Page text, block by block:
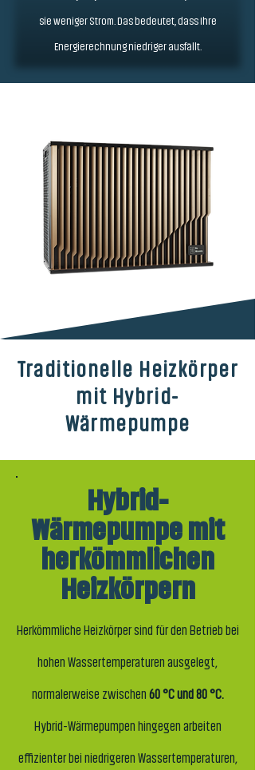
sie weniger Strom. Das bedeutet, dass Ihre
Energierechnung niedriger ausfällt.
Traditionelle Heizkörper
mit Hybrid-
Wärmepumpe
Hybrid-
Wärmepumpe mit
herkömmlichen
Heizkörpern
Herkömmliche Heizkörper sind für den Betrieb bei
hohen Wassertemperaturen ausgelegt,
normalerweise zwischen 60 °C und 80 °C.
Hybrid-Wärmepumpen hingegen arbeiten
effizienter bei niedrigeren Wassertemperaturen,